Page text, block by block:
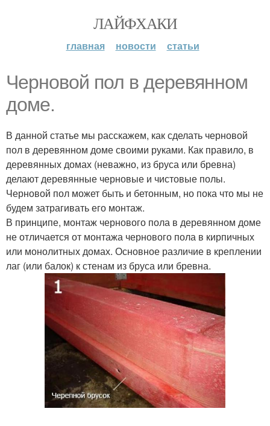
ЛАЙФХАКИ
главная новости статьи
Черновой пол в деревянном
доме.
В данной статье мы расскажем, как сделать черновой
пол в деревянном доме своими руками. Как правило, в
деревянных домах (неважно, из бруса или бревна)
делают деревянные черновые и чистовые полы.
Черновой пол может быть и бетонным, но пока что мы не
будем затрагивать его монтаж.
В принципе, монтаж чернового пола в деревянном доме
не отличается от монтажа чернового пола в кирпичных
или монолитных домах. Основное различие в креплении
лаг (или балок) к стенам из бруса или бревна.